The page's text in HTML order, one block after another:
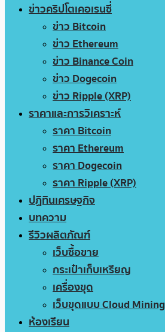
ข่าวคริปโตเคอเรนซี่
ข่าว Bitcoin
ข่าว Ethereum
ข่าว Binance Coin
ข่าว Dogecoin
ข่าว Ripple (XRP)
ราคาและการวิเคราะห์
ราคา Bitcoin
ราคา Ethereum
ราคา Dogecoin
ราคา Ripple (XRP)
ปฏิทินเศรษฐกิจ
บทความ
รีวิวผลิตภัณฑ์
เว็บซื้อขาย
กระเป๋าเก็บเหรียญ
เครื่องขุด
เว็บขุดแบบ Cloud Mining
ห้องเรียน